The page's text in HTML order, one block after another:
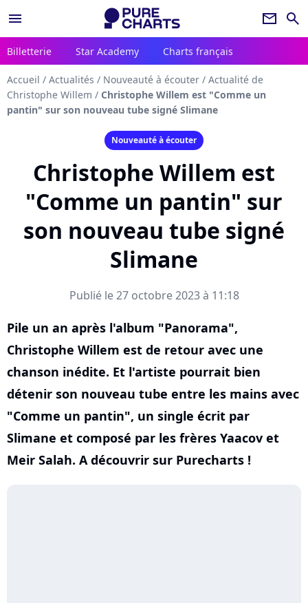
menu newsletter search
Billetterie Star Academy Charts français
Accueil / Actualités / Nouveauté à écouter / Actualité de
Christophe Willem / Christophe Willem est "Comme un
pantin" sur son nouveau tube signé Slimane
Nouveauté à écouter
Christophe Willem est
"Comme un pantin" sur
son nouveau tube signé
Slimane
Publié le 27 octobre 2023 à 11:18
Pile un an après l'album "Panorama",
Christophe Willem est de retour avec une
chanson inédite. Et l'artiste pourrait bien
détenir son nouveau tube entre les mains avec
"Comme un pantin", un single écrit par
Slimane et composé par les frères Yaacov et
Meir Salah. A découvrir sur Purecharts !